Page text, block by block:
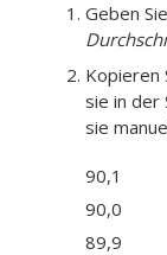
Geben
Kopieren
sie in der
sie
90,1
90,0
89,9